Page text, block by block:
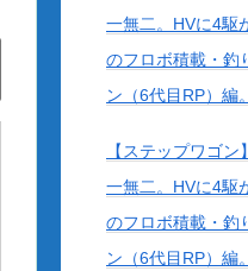
一無二。HVに4駆
のフロボ積載・
ン（6代目RP）編。
【ステップワゴ
一無二。HVに4駆
のフロボ積載・
ン（6代目RP）編。